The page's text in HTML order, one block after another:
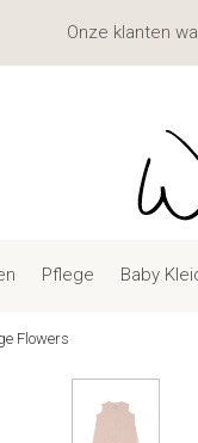
Pflege Baby
Onze klanten
Flowers